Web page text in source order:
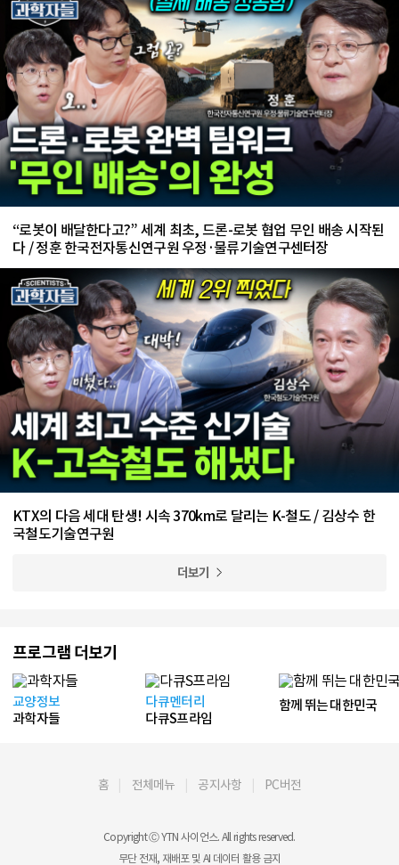
“로봇이 배달한다고?” 세계 최초, 드론-로봇 협업 무인 배송 시작된
다 / 정훈 한국전자통신연구원 우정·물류기술연구센터장
KTX의 다음 세대 탄생! 시속 370km로 달리는 K-철도 / 김상수 한
국철도기술연구원
더보기
프로그램 더보기
교양정보
과학자들
다큐멘터리
다큐S프라임
함께 뛰는 대한민국
홈 전체메뉴 공지사항 PC버전
Copyright Ⓒ YTN 사이언스. All rights reserved.
무단 전재, 재배포 및 AI 데이터 활용 금지